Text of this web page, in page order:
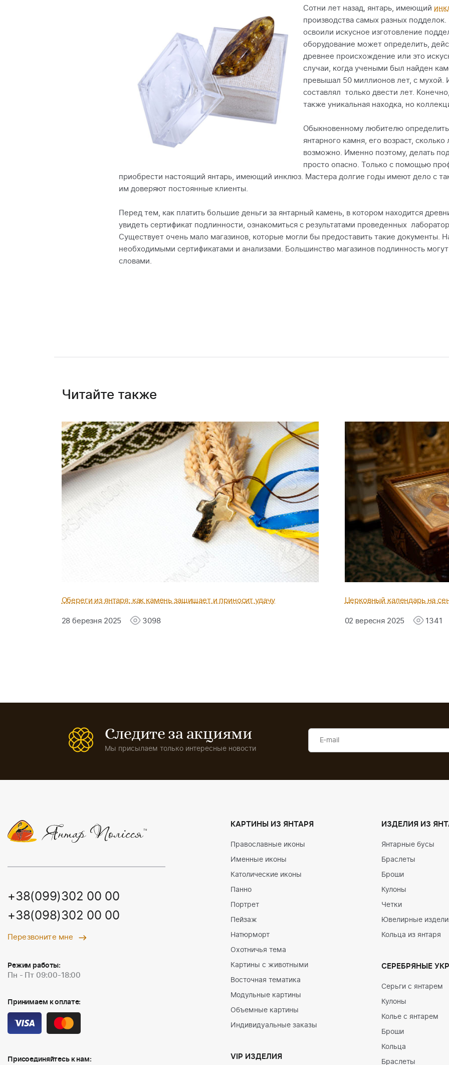
Сотни лет назад, янтарь, имеющий
производства самых разных
освоили искусное изготовление
оборудование может определить,
древнее происхождение или это
случаи, когда учеными был найден
превышал 50 миллионов лет, с мухой.
составлял только двести лет.
также уникальная находка, но
Обыкновенному любителю
янтарного камня, его возраст,
возможно. Именно поэтому, делать
просто опасно. Только с помощью
приобрести настоящий янтарь, имеющий инклюз. Мастера долгие годы имеют дело с
им доверяют постоянные клиенты.
Перед тем, как платить большие деньги за янтарный камень, в котором находится
увидеть сертификат подлинности, ознакомиться с результатами проведенных
Существует очень мало магазинов, которые могли бы предоставить такие документы.
необходимыми сертификатами и анализами. Большинство магазинов подлинность
словами.
Читайте также
Обереги из янтаря: как камень защищает и приносит удачу
28 березня 2025 3098
Церковный календарь на
02 вересня 2025 1341
Следите за акциями
Мы присылаем только интересные новости
+38(099)302 00 00
+38(098)302 00 00
Перезвоните мне
Режим работы:
Пн - Пт 09:00-18:00
Принимаем к оплате:
Присоединяйтесь к нам:
КАРТИНЫ ИЗ ЯНТАРЯ
Православные иконы
Именные иконы
Католические иконы
Панно
Портрет
Пейзаж
Натюрморт
Охотничья тема
Картины с животными
Восточная тематика
Модульные картины
Объемные картины
Индивидуальные заказы
VIP ИЗДЕЛИЯ
ИЗДЕЛИЯ ИЗ
Янтарные бусы
Браслеты
Броши
Кулоны
Четки
Ювелирные
Кольца из янтаря
СЕРЕБРЯНЫЕ
Серьги с янтарем
Кулоны
Колье с янтарем
Броши
Кольца
Браслеты